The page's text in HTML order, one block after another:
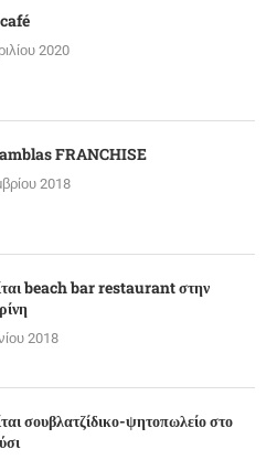
2020
FRANCHISE
2018
beach bar restaurant στην
2018
σουβλατζίδικο-ψητοπωλείο στο